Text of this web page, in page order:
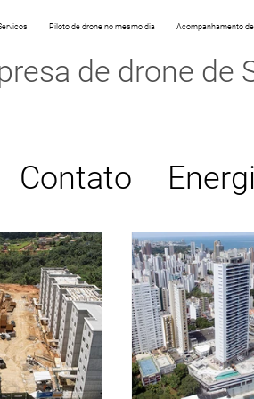
Piloto de drone no mesmo dia Acompanhamento
de drone de
Contato
de
de Telhados